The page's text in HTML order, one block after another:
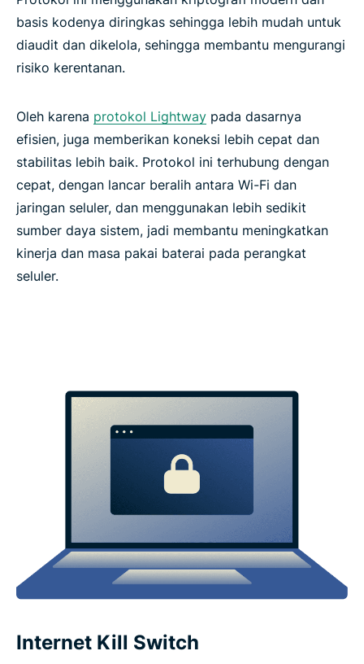
basis kodenya diringkas sehingga lebih mudah untuk
diaudit dan dikelola, sehingga membantu mengurangi
risiko kerentanan.
Oleh karena protokol Lightway pada dasarnya
efisien, juga memberikan koneksi lebih cepat dan
stabilitas lebih baik. Protokol ini terhubung dengan
cepat, dengan lancar beralih antara Wi-Fi dan
jaringan seluler, dan menggunakan lebih sedikit
sumber daya sistem, jadi membantu meningkatkan
kinerja dan masa pakai baterai pada perangkat
seluler.
Internet Kill Switch